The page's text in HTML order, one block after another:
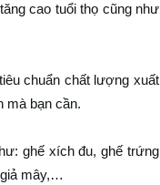
cao tuổi thọ cũng như
chuẩn chất lượng xuất
mà bạn cần.
ghế xích đu, ghế trứng
mây,…